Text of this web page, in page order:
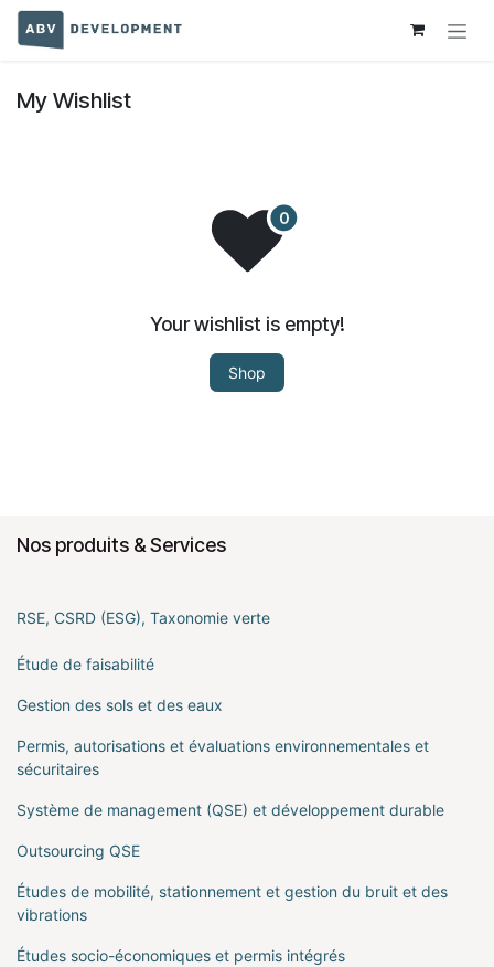
Skip to Content
My Wishlist
Your wishlist is empty!
Shop
Nos produits & Services
RSE, CSRD (ESG), Taxonomie verte
Étude de faisabilité
Gestion des sols et des eaux
Permis, autorisations et évaluations environnementales et
sécuritaires
Système de management (QSE) et développement durable
Outsourcing QSE
Études de mobilité, stationnement et gestion du bruit et des
vibrations
Études socio-économiques et permis intégrés